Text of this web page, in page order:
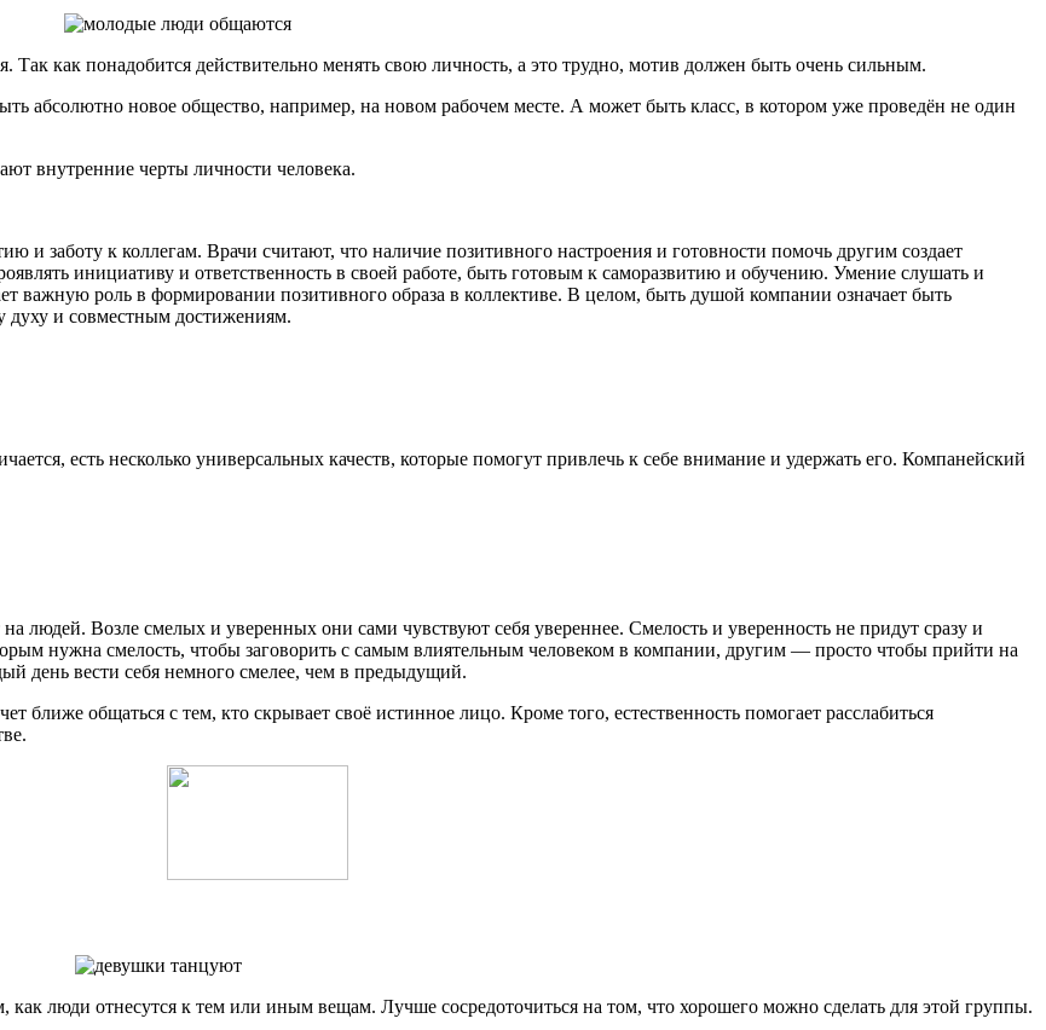
Так как понадобится действительно менять свою личность, а это трудно, мотив должен быть очень сильным.
абсолютно новое общество, например, на новом рабочем месте. А может быть класс, в котором уже проведён не один
внутренние черты личности человека.
и заботу к коллегам. Врачи считают, что наличие позитивного настроения и готовности помочь другим создает
инициативу и ответственность в своей работе, быть готовым к саморазвитию и обучению. Умение слушать и
важную роль в формировании позитивного образа в коллективе. В целом, быть душой компании означает быть
духу и совместным достижениям.
есть несколько универсальных качеств, которые помогут привлечь к себе внимание и удержать его. Компанейский
людей. Возле смелых и уверенных они сами чувствуют себя увереннее. Смелость и уверенность не придут сразу и
нужна смелость, чтобы заговорить с самым влиятельным человеком в компании, другим — просто чтобы прийти на
день вести себя немного смелее, чем в предыдущий.
ближе общаться с тем, кто скрывает своё истинное лицо. Кроме того, естественность помогает расслабиться
как люди отнесутся к тем или иным вещам. Лучше сосредоточиться на том, что хорошего можно сделать для этой группы.